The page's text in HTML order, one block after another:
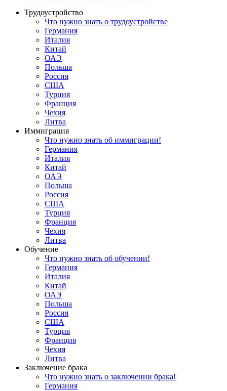
Трудоустройство
Что нужно знать о трудоустройстве
Германия
Италия
Китай
ОАЭ
Польша
Россия
США
Турция
Франция
Чехия
Литва
Иммиграция
Что нужно знать об иммиграции!
Германия
Италия
Китай
ОАЭ
Польша
Россия
США
Турция
Франция
Чехия
Литва
Обучение
Что нужно знать об обучении!
Германия
Италия
Китай
ОАЭ
Польша
Россия
США
Турция
Франция
Чехия
Литва
Заключение брака
Что нужно знать о заключении брака!
Германия